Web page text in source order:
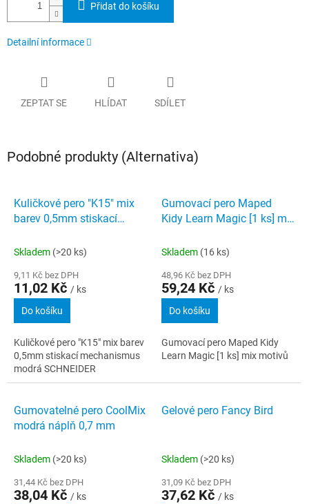
Přidat do košíku
Detailní informace
ZEPTAT SE HLÍDAT SDÍLET
Podobné produkty (Alternativa)
Kuličkové pero "K15" mix
barev 0,5mm stiskací
SCHNEIDER
Skladem (>20 ks)
9,11 Kč bez DPH
11,02 Kč / ks
Do košíku
Kuličkové pero "K15" mix barev
0,5mm stiskací mechanismus
modrá SCHNEIDER
Gumovací pero Maped
Kidy Learn Magic [1 ks] mix
Skladem (16 ks)
48,96 Kč bez DPH
59,24 Kč / ks
Do košíku
Gumovací pero Maped Kidy
Learn Magic [1 ks] mix motivů
Gumovatelné pero CoolMix
modrá náplň 0,7 mm
Skladem (>20 ks)
31,44 Kč bez DPH
38,04 Kč / ks
Gelové pero Fancy Bird
Skladem (>20 ks)
31,09 Kč bez DPH
37,62 Kč / ks